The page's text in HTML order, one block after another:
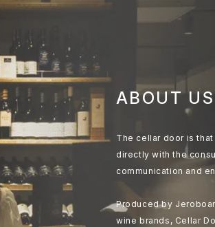
ABOUT US
The cellar door is
directly with the
communication and
Produced by
wine brands, Cellar